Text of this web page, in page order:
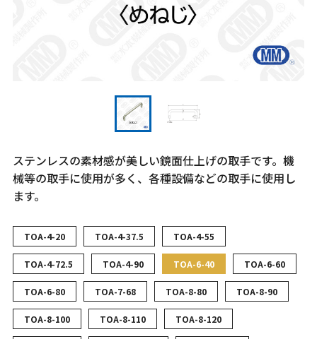
ステンレスの素材感が美しい鏡面仕上げの取手です。機
械等の取手に使用が多く、各種設備などの取手に使用し
ます。
TOA-4-20 TOA-4-37.5 TOA-4-55
TOA-4-72.5 TOA-4-90 TOA-6-40 TOA-6-60
TOA-6-80 TOA-7-68 TOA-8-80 TOA-8-90
TOA-8-100 TOA-8-110 TOA-8-120